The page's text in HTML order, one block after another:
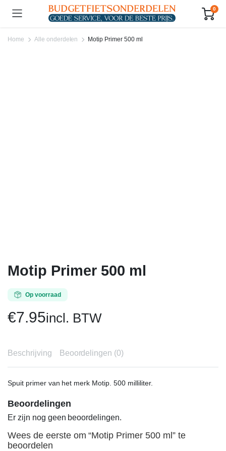
0
Home Alle onderdelen Motip Primer 500 ml
Motip Primer 500 ml
Op voorraad
€7.95incl. BTW
Beschrijving Beoordelingen (0)
Spuit primer van het merk Motip. 500 milliliter.
Beoordelingen
Er zijn nog geen beoordelingen.
Wees de eerste om “Motip Primer 500 ml” te
beoordelen